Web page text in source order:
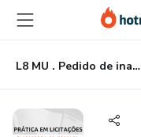
para
conteúdo
principal
para
pagamento
para
rodapé
L8 MU . Pedido de inabilitação realizado pelo próprio licitante, em face de fato superveniente que prejudica a sua permanência na licitação.